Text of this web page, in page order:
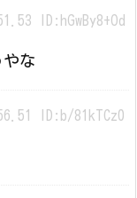
ID:hGwBy8+Od
な
ID:b/81kTCz0